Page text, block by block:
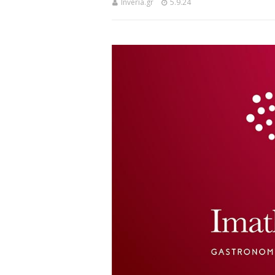
Inveria.gr 5.9.24